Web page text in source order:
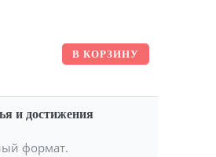
и достижения
формат.